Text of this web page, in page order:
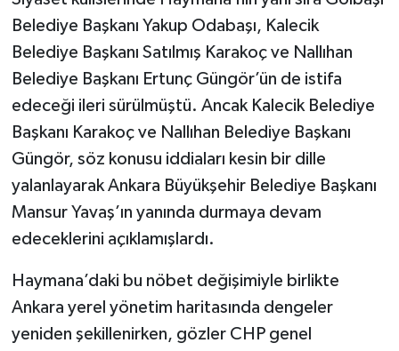
Belediye Başkanı Yakup Odabaşı, Kalecik
Belediye Başkanı Satılmış Karakoç ve Nallıhan
Belediye Başkanı Ertunç Güngör’ün de istifa
edeceği ileri sürülmüştü. Ancak Kalecik Belediye
Başkanı Karakoç ve Nallıhan Belediye Başkanı
Güngör, söz konusu iddiaları kesin bir dille
yalanlayarak Ankara Büyükşehir Belediye Başkanı
Mansur Yavaş’ın yanında durmaya devam
edeceklerini açıklamışlardı.
Haymana’daki bu nöbet değişimiyle birlikte
Ankara yerel yönetim haritasında dengeler
yeniden şekillenirken, gözler CHP genel